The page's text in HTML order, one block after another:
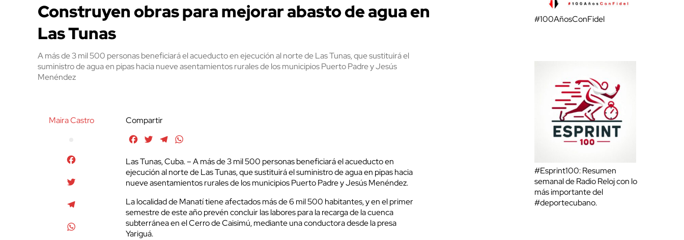
Construyen obras para mejorar abasto de agua en
Las Tunas
A más de 3 mil 500 personas beneficiará el acueducto en ejecución al norte de Las Tunas, que sustituirá el
suministro de agua en pipas hacia nueve asentamientos rurales de los municipios Puerto Padre y Jesús
Menéndez
Maira Castro
Compartir
FacebookTwitterTelegram
Las Tunas, Cuba. – A más de 3 mil 500 personas beneficiará el acueducto en
ejecución al norte de Las Tunas, que sustituirá el suministro de agua en pipas hacia
nueve asentamientos rurales de los municipios Puerto Padre y Jesús Menéndez.
La localidad de Manatí tiene afectados más de 6 mil 500 habitantes, y en el primer
semestre de este año prevén concluir las labores para la recarga de la cuenca
subterránea en el Cerro de Caisimú, mediante una conductora desde la presa
Yariguá.
#100AñosConFidel
#Esprint100: Resumen
semanal de Radio Reloj con lo
más importante del
#deportecubano.